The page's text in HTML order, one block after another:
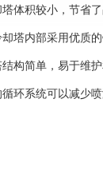
体积较小，节省
塔内部采用优质
构简单，易于维
环系统可以减少